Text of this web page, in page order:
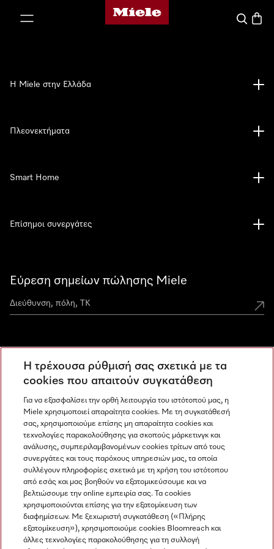
Αρχική σελίδα της Miele
Εύρεση σημείων πώλησης Miele
Ανακαλύψτε τα Miele Experience Center
Newsletter
Η Miele στην Ελλάδα
Πλεονεκτήματα
Smart Home
Επίσημοι συνεργάτες
Miele στο Instagram
Miele στο Facebook
Miele στο Youtube
Η τρέχουσα ρύθμισή σας σχετικά με τα
cookies που απαιτούν συγκατάθεση
Για να εξασφαλίσει την ορθή λειτουργία του ιστότοπού μας, η
Miele χρησιμοποιεί απαραίτητα cookies. Με τη συγκατάθεσή
σας, χρησιμοποιούμε επίσης μη απαραίτητα cookies και
τεχνολογίες παρακολούθησης για σκοπούς μάρκετινγκ και
ανάλυσης, συμπεριλαμβανομένων cookies τρίτων από τους
συνεργάτες και τους παρόχους υπηρεσιών μας, τα οποία
συλλέγουν πληροφορίες σχετικά με τη χρήση του ιστότοπου
από εσάς και μας βοηθούν να εξατομικεύσουμε και να
βελτιώσουμε την online εμπειρία σας. Τα cookies
χρησιμοποιούνται επίσης για την εξατομίκευση των
διαφημίσεων. Με ξεχωριστή συγκατάθεση («Πλήρης
εξατομίκευση»), χρησιμοποιούμε cookies Bloomreach και
άλλες τεχνολογίες παρακολούθησης για τη συλλογή